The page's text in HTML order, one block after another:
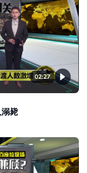
02:27
毙